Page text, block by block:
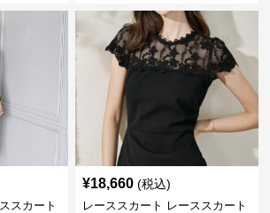
スカート
¥18,660 (税込)
レーススカート レーススカート